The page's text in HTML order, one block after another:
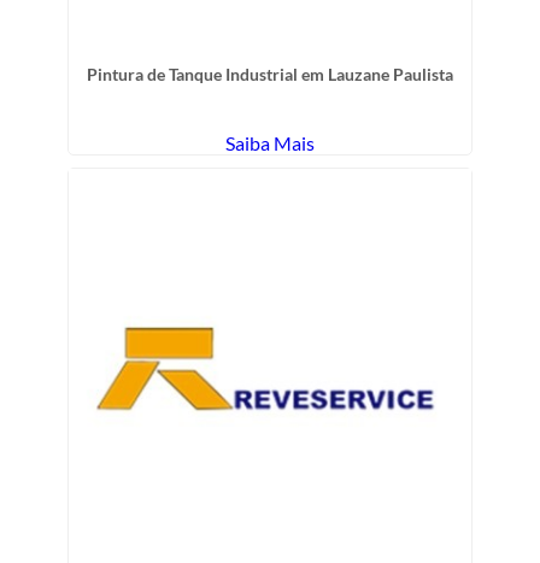
Pintura de Tanque Industrial em Lauzane Paulista
Saiba Mais